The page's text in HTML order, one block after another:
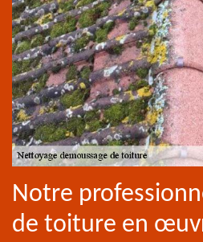
Notre
de toiture en